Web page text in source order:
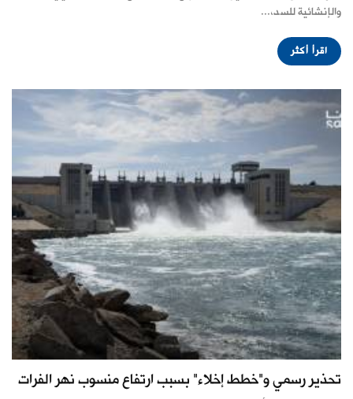
والإنشائية للسد،...
اقرأ أكثر
تحذير رسمي و"خطط إخلاء" بسبب ارتفاع منسوب نهر الفرات